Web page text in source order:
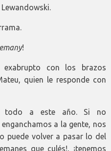
!
con los brazos
quien le responde con
todo a este año. Si no
a la gente, nos
puede volver a pasar lo del
que culés!, ¡tenemos